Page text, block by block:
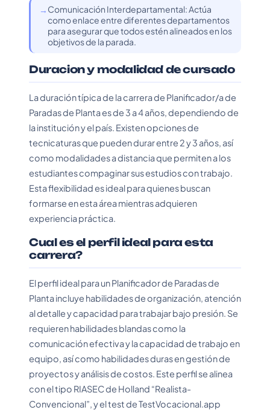
Comunicación Interdepartamental: Actúa
como enlace entre diferentes departamentos
para asegurar que todos estén alineados en los
objetivos de la parada.
Duracion y modalidad de cursado
La duración típica de la carrera de Planificador/a de
Paradas de Planta es de 3 a 4 años, dependiendo de
la institución y el país. Existen opciones de
tecnicaturas que pueden durar entre 2 y 3 años, así
como modalidades a distancia que permiten a los
estudiantes compaginar sus estudios con trabajo.
Esta flexibilidad es ideal para quienes buscan
formarse en esta área mientras adquieren
experiencia práctica.
Cual es el perfil ideal para esta
carrera?
El perfil ideal para un Planificador de Paradas de
Planta incluye habilidades de organización, atención
al detalle y capacidad para trabajar bajo presión. Se
requieren habilidades blandas como la
comunicación efectiva y la capacidad de trabajo en
equipo, así como habilidades duras en gestión de
proyectos y análisis de costos. Este perfil se alinea
con el tipo RIASEC de Holland “Realista-
Convencional”, y el test de TestVocacional.app